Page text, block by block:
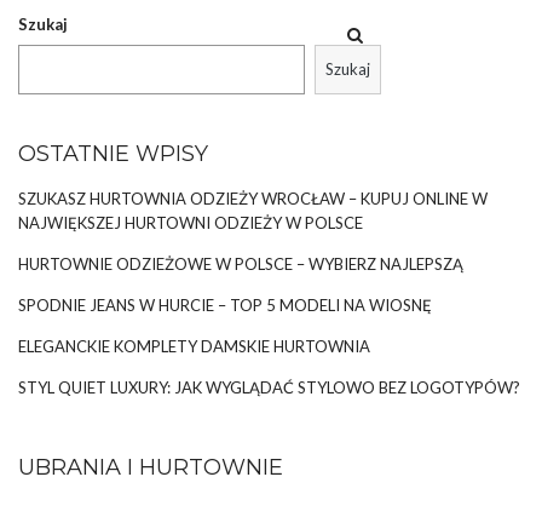
Szukaj
Szukaj
OSTATNIE WPISY
SZUKASZ HURTOWNIA ODZIEŻY WROCŁAW – KUPUJ ONLINE W
NAJWIĘKSZEJ HURTOWNI ODZIEŻY W POLSCE
HURTOWNIE ODZIEŻOWE W POLSCE – WYBIERZ NAJLEPSZĄ
SPODNIE JEANS W HURCIE – TOP 5 MODELI NA WIOSNĘ
ELEGANCKIE KOMPLETY DAMSKIE HURTOWNIA
STYL QUIET LUXURY: JAK WYGLĄDAĆ STYLOWO BEZ LOGOTYPÓW?
UBRANIA I HURTOWNIE